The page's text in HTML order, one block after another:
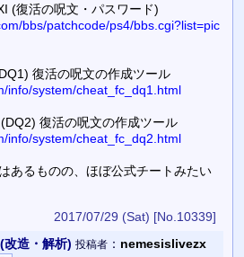
(復活の呪文・パスワード)
bbs/patchcode/ps4/bbs.cgi?list=pic
復活の呪文の作成ツール
info/system/cheat_fc_dq1.html
復活の呪文の作成ツール
info/system/cheat_fc_dq2.html
あるものの、ほぼ公式チートみたい
2017/07/29 (Sat) [No.10339]
改造・解析) 投稿者： nemesislivezx